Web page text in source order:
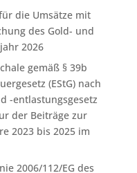
die Umsätze mit
des Gold- und
2026
gemäß § 39b
(EStG) nach
-entlastungsgesetz
der Beiträge zur
2023 bis 2025 im
2006/112/EG des